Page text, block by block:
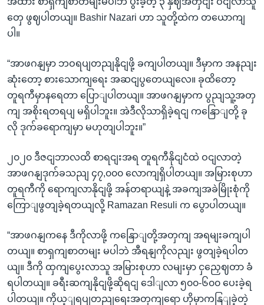
တှေ ဖွဈပါတယျ။ Bashir Nazari ဟာ သူတို့ထဲက တယောကျ
ပါ။
“အာဖဂနျမှာ ဘဝရပျတညျနိုငျဖို့ ခကျပါတယျ။ ဒီမှာက အနညျး
ဆုံးတော့ စားသောကျရေး အဆငျပွတေယျလေ။ ခုထိတော့
တူရကီမှာနရေတာ ပြောျပါတယျ။ အာဖဂနျမှာက ပွညျသူ့အတှ
ကျ အစိုးရတရပျ မရှိပါဘူး။ အဲဒီလိုသာရှိခဲ့ရငျ ကနြောျတို့ ခု
လို ဒုက်ခရောကျမှာ မဟုတျပါဘူး။”
၂၀၂၀ ဒီဇငျဘာလထိ စာရငျးအရ တူရကီနိုငျငံထဲ ဝငျလာတဲ့
အာဖဂနျဒုက်ခသညျ ၄၇,၀၀၀ လောကျရှိပါတယျ။ အမြားစုဟာ
တူရကီကို ရောကျလာနိုငျဖို့ အန်တရာယျနဲ့ အခကျအခဲမြိုးစုံကို
ကြောျဖွတျခဲ့ရတယျလို့ Ramazan Resuli က ပွောပါတယျ။
“အာဖဂနျကနေ ဒီကိုလာဖို့ ကနြောျတို့အတှကျ အရမျးခကျပါ
တယျ။ စာရှကျစာတမျး မပါဘဲ အီရနျကိုလညျး ဖွတျခဲ့ရပါတ
ယျ။ ဒီကို ထှကျပွေးလာသူ အမြားစုဟာ လမျးမှာ ငှညှေဈတာ ခံ
ရပါတယျ။ ခရီးဆကျနိုငျဖို့ဆိုရငျ ဒေါျလာ ၅၀၀-၆၀၀ ပေးခဲ့ရ
ပါတယျ။ ကိုယ့ျရပျတညျရေးအတှကျရော ဟိုမှာကနြျခဲ့တဲ့